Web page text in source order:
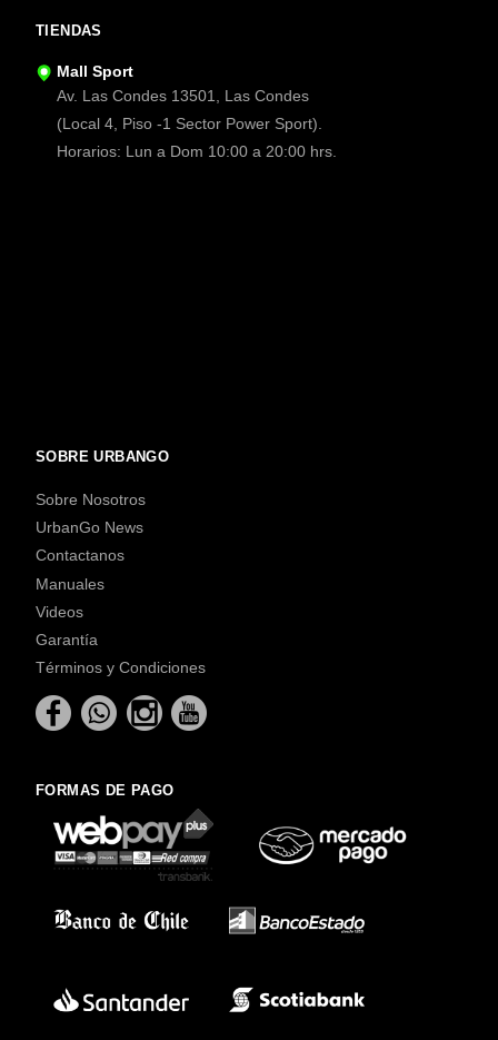
TIENDAS
Mall Sport
Av. Las Condes 13501, Las Condes
(Local 4, Piso -1 Sector Power Sport).
Horarios: Lun a Dom 10:00 a 20:00 hrs.
SOBRE URBANGO
Sobre Nosotros
UrbanGo News
Contactanos
Manuales
Videos
Garantía
Términos y Condiciones
FORMAS DE PAGO